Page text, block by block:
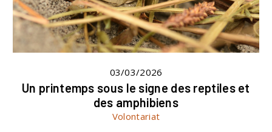
03/03/2026
Un printemps sous le signe des reptiles et
des amphibiens
Volontariat